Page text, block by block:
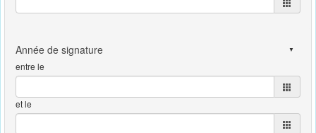
entre le
et le